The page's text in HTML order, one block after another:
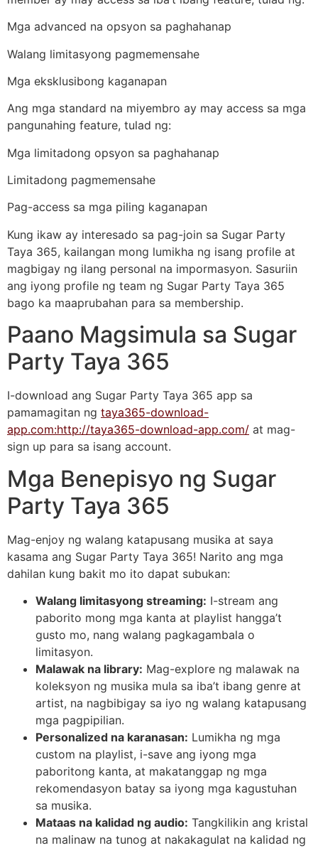
Mga advanced na opsyon sa paghahanap
Walang limitasyong pagmemensahe
Mga eksklusibong kaganapan
Ang mga standard na miyembro ay may access sa mga
pangunahing feature, tulad ng:
Mga limitadong opsyon sa paghahanap
Limitadong pagmemensahe
Pag-access sa mga piling kaganapan
Kung ikaw ay interesado sa pag-join sa Sugar Party
Taya 365, kailangan mong lumikha ng isang profile at
magbigay ng ilang personal na impormasyon. Sasuriin
ang iyong profile ng team ng Sugar Party Taya 365
bago ka maaprubahan para sa membership.
Paano Magsimula sa Sugar
Party Taya 365
I-download ang Sugar Party Taya 365 app sa
pamamagitan ng taya365-download-
app.com:http://taya365-download-app.com/ at mag-
sign up para sa isang account.
Mga Benepisyo ng Sugar
Party Taya 365
Mag-enjoy ng walang katapusang musika at saya
kasama ang Sugar Party Taya 365! Narito ang mga
dahilan kung bakit mo ito dapat subukan:
Walang limitasyong streaming: I-stream ang
paborito mong mga kanta at playlist hangga’t
gusto mo, nang walang pagkagambala o
limitasyon.
Malawak na library: Mag-explore ng malawak na
koleksyon ng musika mula sa iba’t ibang genre at
artist, na nagbibigay sa iyo ng walang katapusang
mga pagpipilian.
Personalized na karanasan: Lumikha ng mga
custom na playlist, i-save ang iyong mga
paboritong kanta, at makatanggap ng mga
rekomendasyon batay sa iyong mga kagustuhan
sa musika.
Mataas na kalidad ng audio: Tangkilikin ang kristal
na malinaw na tunog at nakakagulat na kalidad ng